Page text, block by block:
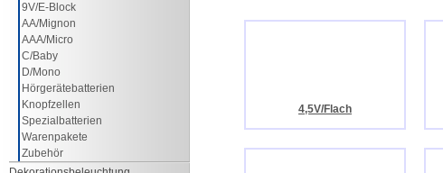
9V/E-Block
AA/Mignon
AAA/Micro
C/Baby
D/Mono
Hörgerätebatterien
Knopfzellen
Spezialbatterien
Warenpakete
Zubehör
4,5V/Flach